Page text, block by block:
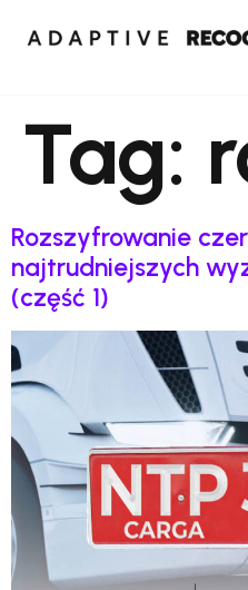
Tag:
Rozszyfrowanie
najtrudniejszych
(część 1)